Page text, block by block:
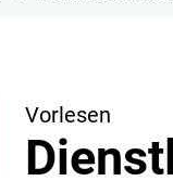
Vorlesen